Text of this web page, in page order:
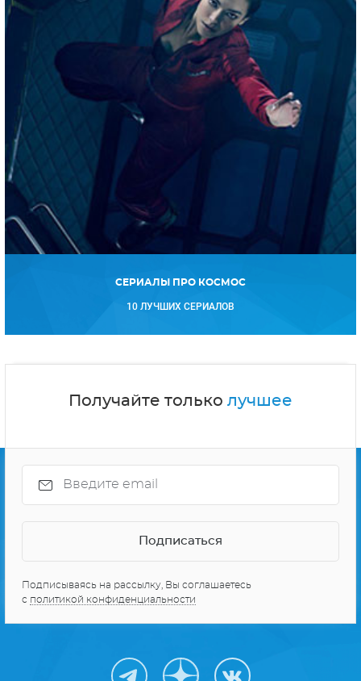
СЕРИАЛЫ ПРО КОСМОС
10 ЛУЧШИХ СЕРИАЛОВ
Получайте только лучшее
Подписываясь на рассылку, Вы соглашаетесь
с политикой конфиденциальности